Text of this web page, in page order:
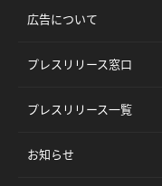
広告について
プレスリリース窓口
プレスリリース一覧
お知らせ